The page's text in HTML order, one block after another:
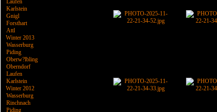
Laufen
Karlstein
Gnigl
Forsthart
Attl
Winter 2013
Wasserburg
Piding
Oberw?lbling
Oberndorf
Laufen
Karlstein
Winter 2012
Wasserburg
Rinchnach
Piding